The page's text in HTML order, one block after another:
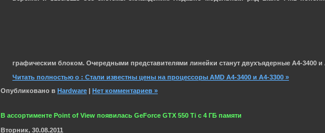
графическим блоком. Очередными представителями линейки станут двухъядерные A4-3400 и
Читать полностью о : Стали известны цены на процессоры AMD A4-3400 и A4-3300 »
Опубликовано в Hardware | Нет комментариев »
В ассортименте Point of View появилась GeForce GTX 550 Ti с 4 ГБ памяти
Вторник, 30.08.2011